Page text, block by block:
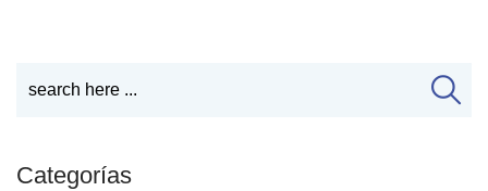
Categorías